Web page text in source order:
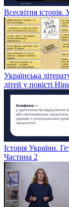
Всесвітня
Українська
дітей у повісті
Історія України.
Частина 2